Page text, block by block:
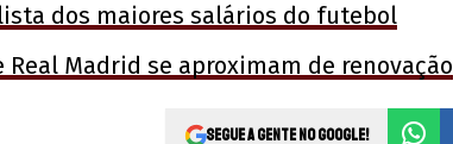
dos maiores salários do futebol
Real Madrid se aproximam de renovação
Segue a gente no Google!